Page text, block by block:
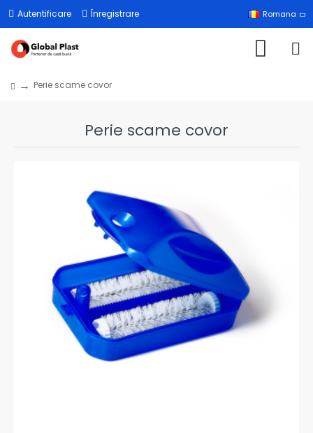
Autentificare Înregistrare Romana
Perie scame covor
Perie scame covor